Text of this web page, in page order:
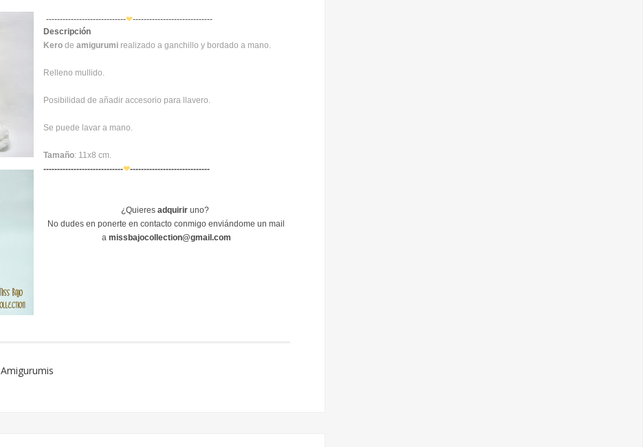
-----------------------------❤-----------------------------
Descripción
Kero de amigurumi realizado a ganchillo y bordado a mano.
Relleno mullido.
Posibilidad de añadir accesorio para llavero.
Se puede lavar a mano.
Tamaño: 11x8 cm.
-----------------------------❤-----------------------------
¿Quieres adquirir uno?
No dudes en ponerte en contacto conmigo enviándome un mail
a missbajocollection@gmail.com
Amigurumis